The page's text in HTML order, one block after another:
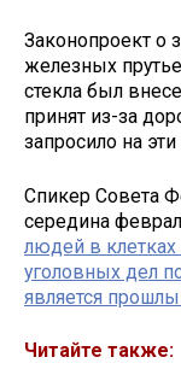
Законопроект о
железных
стекла был
принят из-за
запросило на
Спикер Совета
середина
людей в клетках
уголовных дел
является
Читайте также: